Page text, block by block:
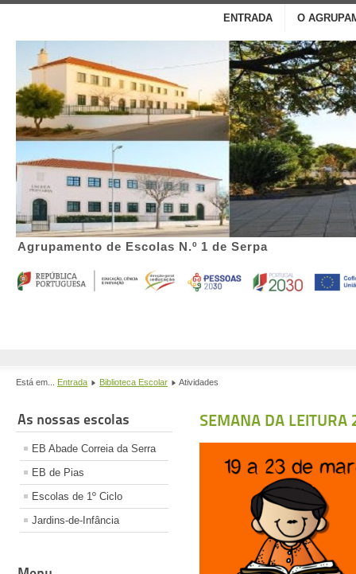
Agrupamento de Escolas N.º 1 de Serpa
ENTRADA O
Está em... Entrada Biblioteca Escolar Atividades
As nossas escolas
EB Abade Correia da Serra
EB de Pias
Escolas de 1º Ciclo
Jardins-de-Infância
SEMANA DA LEITURA